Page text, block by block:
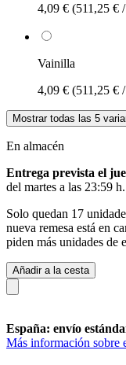
4,09 € (511,25 €
Vainilla
4,09 € (511,25 €
Mostrar todas las 5
En almacén
Entrega prevista el
del martes a las 23:59 h.
Solo quedan 17
nueva remesa está en
piden más unidades de
Añadir a la cesta
España: envío
Más información sobre